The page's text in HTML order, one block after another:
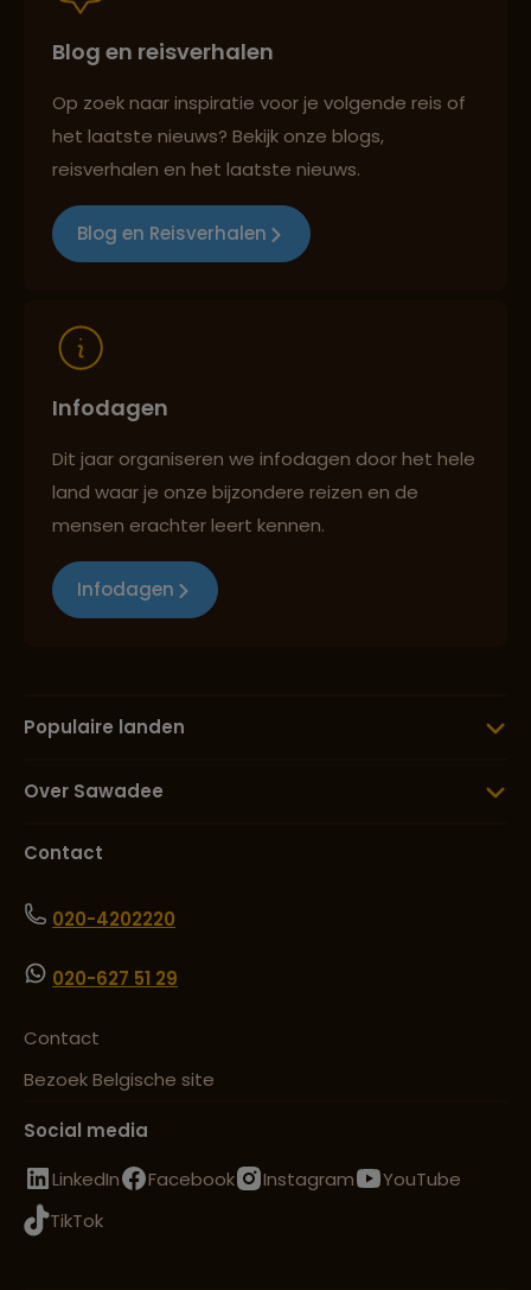
Persoonlijk en deskundig reisadvies
Best beoordeelde reisroutes
Blog en reisverhalen
Op zoek naar inspiratie voor je volgende reis of
het laatste nieuws? Bekijk onze blogs,
reisverhalen en het laatste nieuws.
Blog en Reisverhalen
Infodagen
Dit jaar organiseren we infodagen door het hele
land waar je onze bijzondere reizen en de
mensen erachter leert kennen.
Infodagen
Populaire landen
Over Sawadee
Contact
020-4202220
020-627 51 29
Contact
Bezoek Belgische site
Social media
LinkedIn
Facebook Instagram
YouTube
TikTok